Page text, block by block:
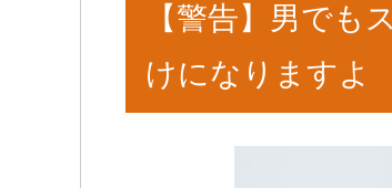
【警告】男でも
けになりますよ